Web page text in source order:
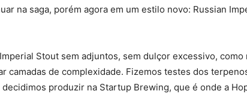
na saga, porém agora em um estilo novo: Russian
Stout sem adjuntos, sem dulçor excessivo,
camadas de complexidade. Fizemos testes dos
produzir na Startup Brewing, que é onde a